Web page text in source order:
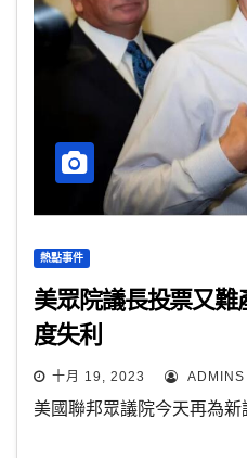
熱點事件
美眾院議長投票又
度失利
十月 19, 2023 ADMINS
美國聯邦眾議院今天再為